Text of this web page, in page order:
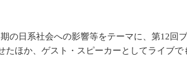
日系社会への影響等をテーマに、第12回
ほか、ゲスト・スピーカーとしてライブ